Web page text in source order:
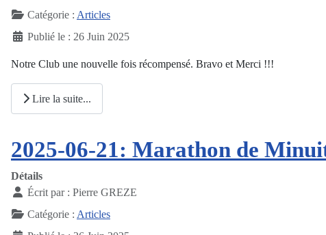
Catégorie : Articles
Publié le : 26 Juin 2025
Notre Club une nouvelle fois récompensé. Bravo et Merci !!!
Lire la suite...
2025-06-21: Marathon de
Détails
Écrit par : Pierre GREZE
Catégorie : Articles